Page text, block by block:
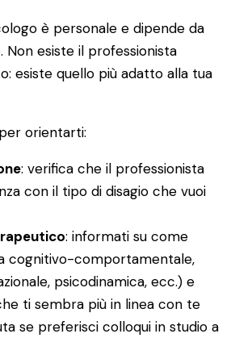
è personale e dipende da
Non esiste il professionista
esiste quello più adatto alla tua
orientarti:
: verifica che il professionista
con il tipo di disagio che vuoi
: informati su come
cognitivo-comportamentale,
psicodinamica, ecc.) e
ti sembra più in linea con te
se preferisci colloqui in studio a